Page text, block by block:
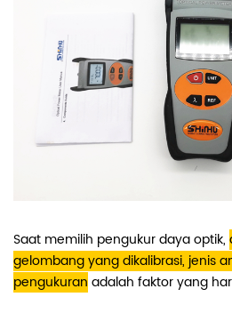
Saat memilih pengukur daya optik,
gelombang yang dikalibrasi, jenis
pengukuran adalah faktor yang